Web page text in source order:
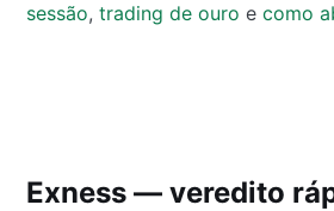
sessão, trading de ouro e como
Exness — veredito